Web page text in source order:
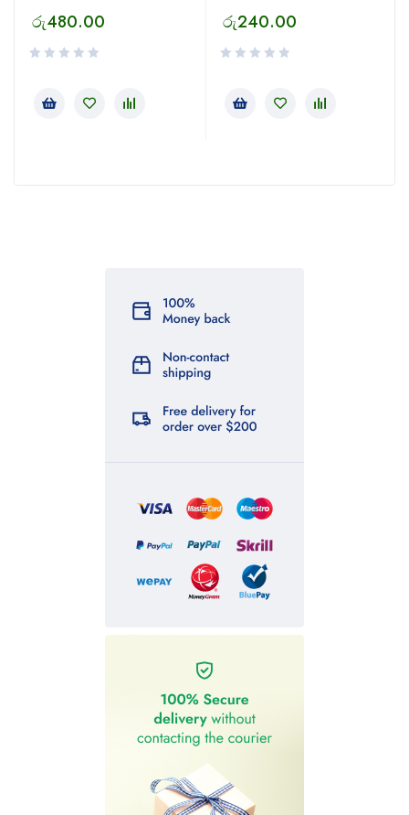
රු480.00 රු240.00